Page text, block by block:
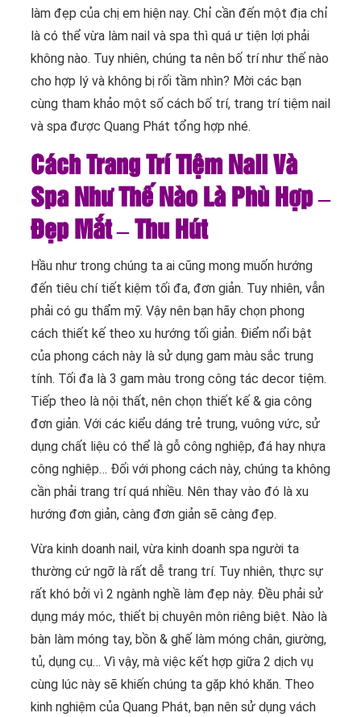
làm đẹp của chị em hiện nay. Chỉ cần đến một địa chỉ
là có thể vừa làm nail và spa thì quá ư tiện lợi phải
không nào. Tuy nhiên, chúng ta nên bố trí như thế nào
cho hợp lý và không bị rối tầm nhìn? Mời các bạn
cùng tham khảo một số cách bố trí, trang trí tiệm nail
và spa được Quang Phát tổng hợp nhé.
Cách Trang Trí Tiệm Nail Và
Spa Như Thế Nào Là Phù Hợp –
Đẹp Mắt – Thu Hút
Hầu như trong chúng ta ai cũng mong muốn hướng
đến tiêu chí tiết kiệm tối đa, đơn giản. Tuy nhiên, vẫn
phải có gu thẩm mỹ. Vậy nên bạn hãy chọn phong
cách thiết kế theo xu hướng tối giản. Điểm nổi bật
của phong cách này là sử dụng gam màu sắc trung
tính. Tối đa là 3 gam màu trong công tác decor tiệm.
Tiếp theo là nội thất, nên chọn thiết kế & gia công
đơn giản. Với các kiểu dáng trẻ trung, vuông vức, sử
dụng chất liệu có thể là gỗ công nghiệp, đá hay nhựa
công nghiệp… Đối với phong cách này, chúng ta không
cần phải trang trí quá nhiều. Nên thay vào đó là xu
hướng đơn giản, càng đơn giản sẽ càng đẹp.
Vừa kinh doanh nail, vừa kinh doanh spa người ta
thường cứ ngỡ là rất dễ trang trí. Tuy nhiên, thực sự
rất khó bởi vì 2 ngành nghề làm đẹp này. Đều phải sử
dụng máy móc, thiết bị chuyên môn riêng biệt. Nào là
bàn làm móng tay, bồn & ghế làm móng chân, giường,
tủ, dụng cụ… Vì vậy, mà việc kết hợp giữa 2 dịch vụ
cùng lúc này sẽ khiến chúng ta gặp khó khăn. Theo
kinh nghiệm của Quang Phát, bạn nên sử dụng vách